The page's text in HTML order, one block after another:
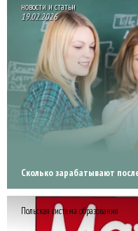
новости и статьи
19.02.2026
Сколько зарабатывают
Польская система образования